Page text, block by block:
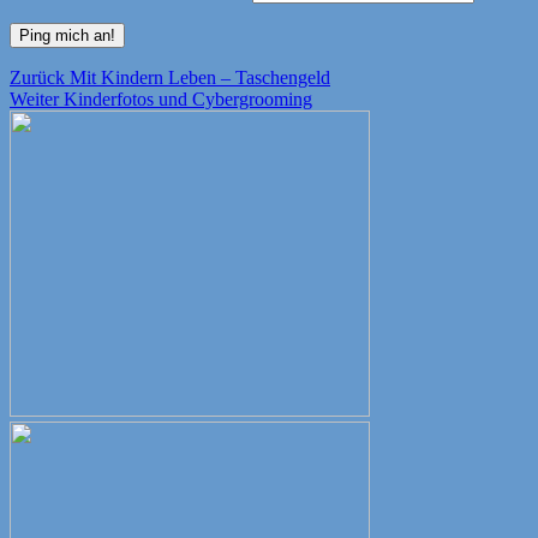
Beitragsnavigation
Zurück Vorheriger
Beitrag:
Mit Kindern Leben – Taschengeld
Weiter Nächster
Kinderfotos und Cybergrooming